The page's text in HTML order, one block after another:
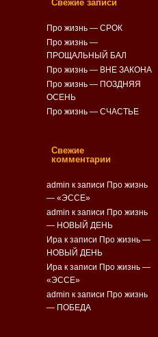
Свежие записи
Про жизнь — СРОК
Про жизнь —
ПРОЩАЛЬНЫЙ БАЛ
Про жизнь — ВНЕ ЗАКОНА
Про жизнь — ПОЗДНЯЯ
ОСЕНЬ
Про жизнь — СЧАСТЬЕ
Свежие
комментарии
admin к записи Про жизнь
— «ЭССЕ»
admin к записи Про жизнь
— НОВЫЙ ДЕНЬ
Ира к записи Про жизнь —
НОВЫЙ ДЕНЬ
Ира к записи Про жизнь —
«ЭССЕ»
admin к записи Про жизнь
— ПОБЕДА